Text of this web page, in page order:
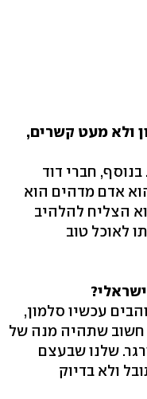
ולא מעט קשרים,
חברי דוד
אדם מדהים הוא
הצליח להלהיב
לאוכל טוב
עכשיו סלמון,
חשוב שתהיה מנה של
שלנו שבעצם
ולא בדיוק